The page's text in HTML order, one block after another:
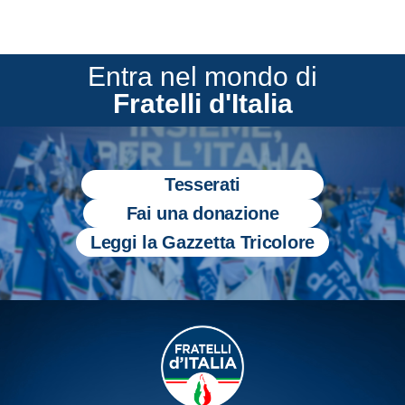
Entra nel mondo di
Fratelli d'Italia
Tesserati
Fai una donazione
Leggi la Gazzetta Tricolore